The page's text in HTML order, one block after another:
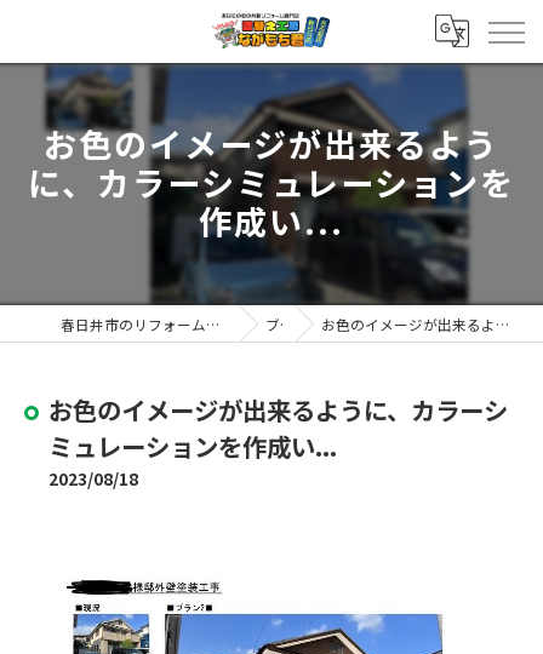
お色のイメージが出来るよう
に、カラーシミュレーションを
作成い...
春日井市のリフォームなら塗替え工房ながもち君 春日井店 ブログ お色のイメージが出来るように、カラーシミュレーションを作成い...
お色のイメージが出来るように、カラーシ
ミュレーションを作成い...
2023/08/18